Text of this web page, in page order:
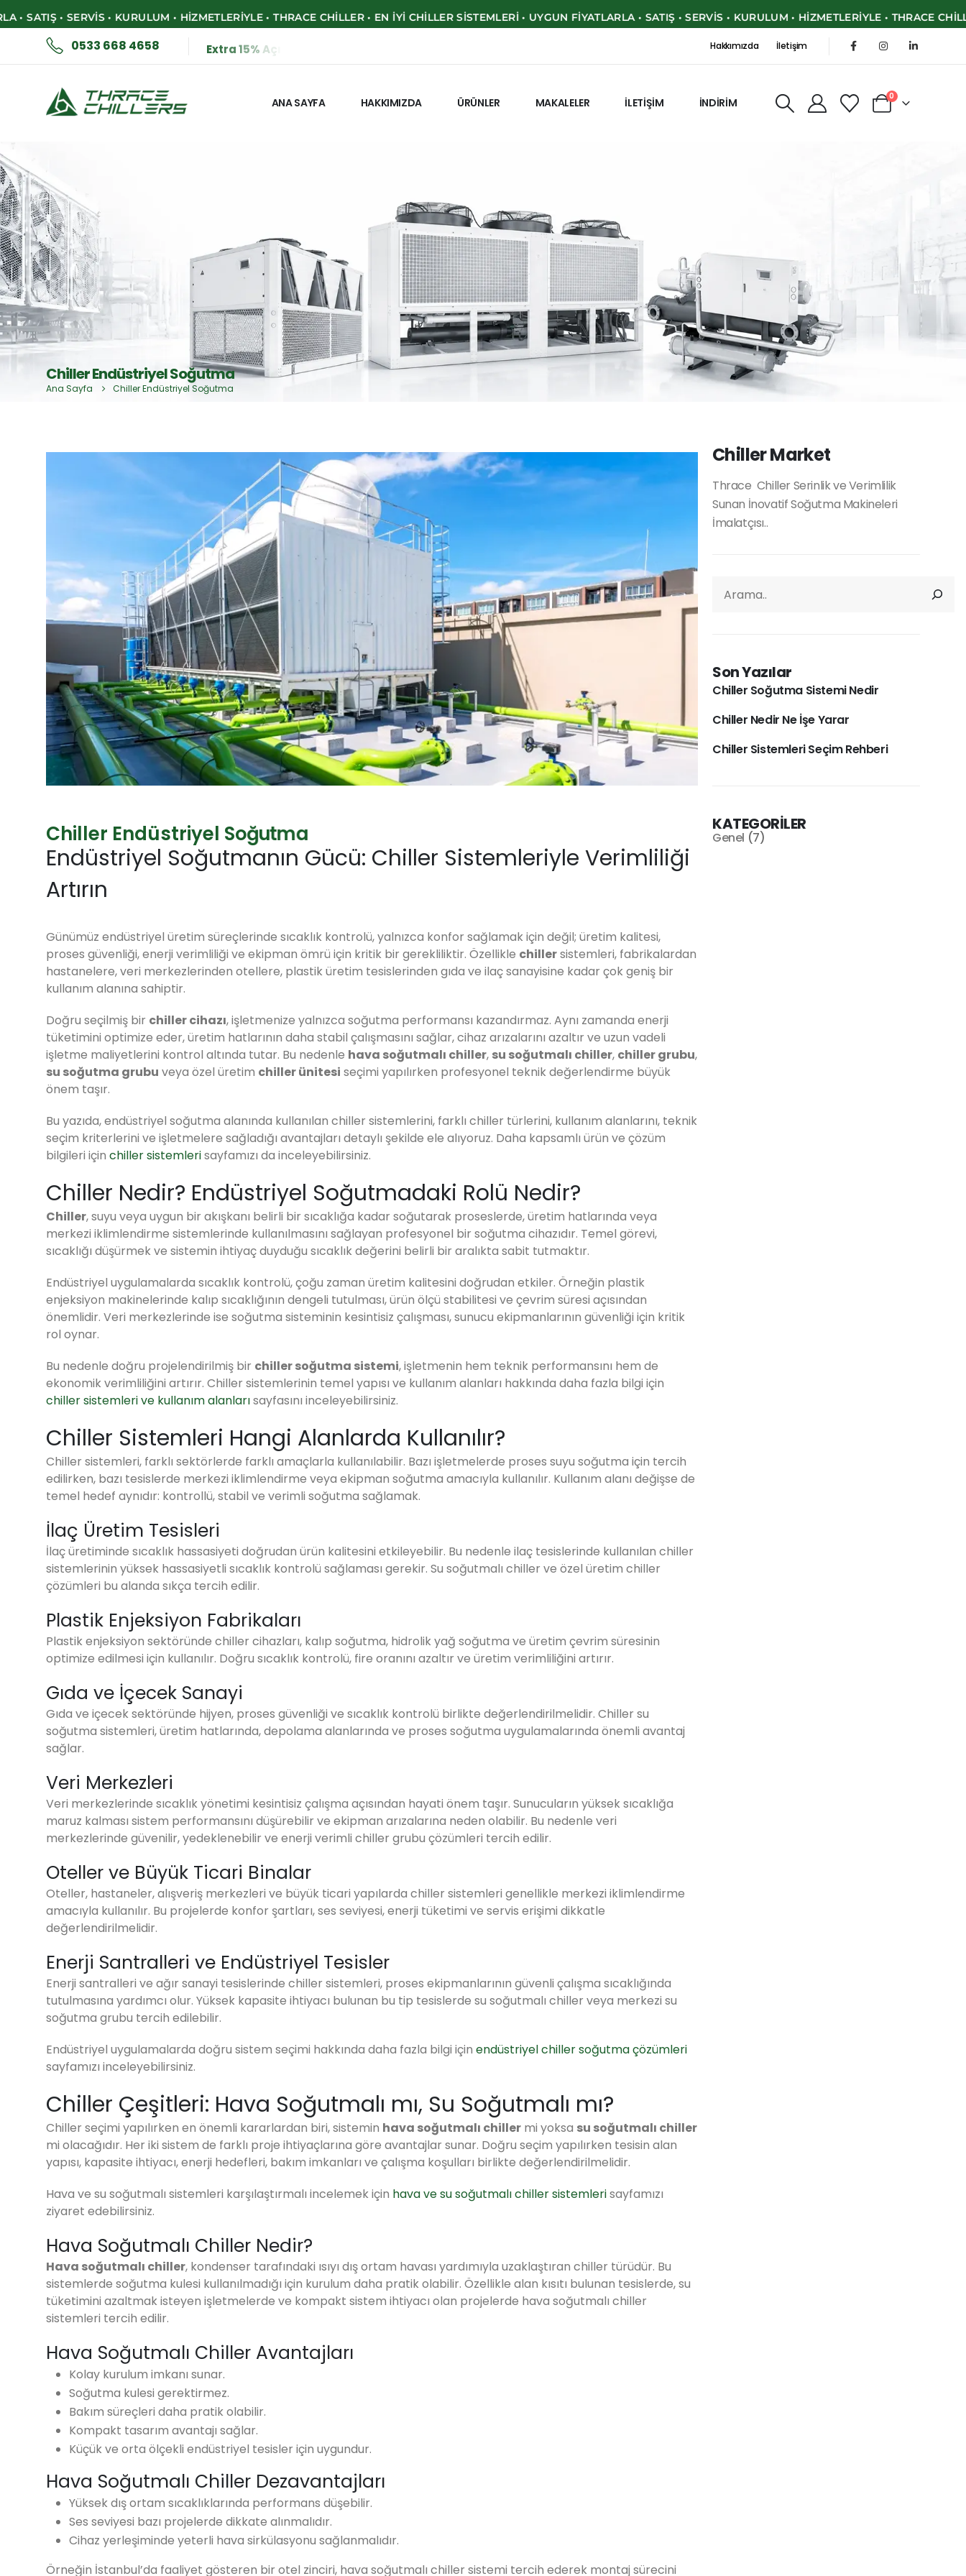
• KURULUM • HIZMETLERIYLE • THRACE CHILLER • EN İYI CHILLER SISTEMLERI • UYGUN FIYATLARLA • SATIŞ • SERVIS • KURULUM • HIZMETLERIYLE • THRACE CHILLER •
0533 668 4658 Extra15%A Hakkımızda İletişim
ANA SAYFA HAKKIMIZDA ÜRÜNLER MAKALELER İLETİŞİM İNDİRİM
0
Chiller Endüstriyel Soğutma
Ana Sayfa Chiller Endüstriyel Soğutma
Chiller Endüstriyel Soğutma
Endüstriyel Soğutmanın Gücü: Chiller Sistemleriyle Verimliliği
Artırın
Günümüz endüstriyel üretim süreçlerinde sıcaklık kontrolü, yalnızca konfor sağlamak için değil; üretim kalitesi,
proses güvenliği, enerji verimliliği ve ekipman ömrü için kritik bir gerekliliktir. Özellikle chillersistemleri, fabrikalardan
hastanelere, veri merkezlerinden otellere, plastik üretim tesislerinden gıda ve ilaç sanayisine kadar çok geniş bir
kullanım alanına sahiptir.
Doğru seçilmiş bir chiller cihazı, işletmenize yalnızca soğutma performansı kazandırmaz. Aynı zamanda enerji
tüketimini optimize eder, üretim hatlarının daha stabil çalışmasını sağlar, cihaz arızalarını azaltır ve uzun vadeli
işletme maliyetlerini kontrol altında tutar. Bu nedenle hava soğutmalı chiller, su soğutmalı chiller, chiller grubu,
su soğutma grubu veya özel üretim chiller ünitesi seçimi yapılırken profesyonel teknik değerlendirme büyük
önem taşır.
Bu yazıda, endüstriyel soğutma alanında kullanılan chiller sistemlerini, farklı chiller türlerini, kullanım alanlarını, teknik
seçim kriterlerini ve işletmelere sağladığı avantajları detaylı şekilde ele alıyoruz. Daha kapsamlı ürün ve çözüm
bilgileri için chiller sistemlerisayfamızı da inceleyebilirsiniz.
Chiller Nedir? Endüstriyel Soğutmadaki Rolü Nedir?
Chiller, suyu veya uygun bir akışkanı belirli bir sıcaklığa kadar soğutarak proseslerde, üretim hatlarında veya
merkezi iklimlendirme sistemlerinde kullanılmasını sağlayan profesyonel bir soğutma cihazıdır. Temel görevi,
sıcaklığı düşürmek ve sistemin ihtiyaç duyduğu sıcaklık değerini belirli bir aralıkta sabit tutmaktır.
Endüstriyel uygulamalarda sıcaklık kontrolü, çoğu zaman üretim kalitesini doğrudan etkiler. Örneğin plastik
enjeksiyon makinelerinde kalıp sıcaklığının dengeli tutulması, ürün ölçü stabilitesi ve çevrim süresi açısından
önemlidir. Veri merkezlerinde ise soğutma sisteminin kesintisiz çalışması, sunucu ekipmanlarının güvenliği için kritik
rol oynar.
Bu nedenle doğru projelendirilmiş bir chiller soğutma sistemi, işletmenin hem teknik performansını hem de
ekonomik verimliliğini artırır. Chiller sistemlerinin temel yapısı ve kullanım alanları hakkında daha fazla bilgi için
chiller sistemleri ve kullanım alanlarısayfasını inceleyebilirsiniz.
Chiller Sistemleri Hangi Alanlarda Kullanılır?
Chiller sistemleri, farklı sektörlerde farklı amaçlarla kullanılabilir. Bazı işletmelerde proses suyu soğutma için tercih
edilirken, bazı tesislerde merkezi iklimlendirme veya ekipman soğutma amacıyla kullanılır. Kullanım alanı değişse de
temel hedef aynıdır: kontrollü, stabil ve verimli soğutma sağlamak.
İlaç Üretim Tesisleri
İlaç üretiminde sıcaklık hassasiyeti doğrudan ürün kalitesini etkileyebilir. Bu nedenle ilaç tesislerinde kullanılan chiller
sistemlerinin yüksek hassasiyetli sıcaklık kontrolü sağlaması gerekir. Su soğutmalı chiller ve özel üretim chiller
çözümleri bu alanda sıkça tercih edilir.
Plastik Enjeksiyon Fabrikaları
Plastik enjeksiyon sektöründe chiller cihazları, kalıp soğutma, hidrolik yağ soğutma ve üretim çevrim süresinin
optimize edilmesi için kullanılır. Doğru sıcaklık kontrolü, fire oranını azaltır ve üretim verimliliğini artırır.
Gıda ve İçecek Sanayi
Gıda ve içecek sektöründe hijyen, proses güvenliği ve sıcaklık kontrolü birlikte değerlendirilmelidir. Chiller su
soğutma sistemleri, üretim hatlarında, depolama alanlarında ve proses soğutma uygulamalarında önemli avantaj
sağlar.
Veri Merkezleri
Veri merkezlerinde sıcaklık yönetimi kesintisiz çalışma açısından hayati önem taşır. Sunucuların yüksek sıcaklığa
maruz kalması sistem performansını düşürebilir ve ekipman arızalarına neden olabilir. Bu nedenle veri
merkezlerinde güvenilir, yedeklenebilir ve enerji verimli chiller grubu çözümleri tercih edilir.
Oteller ve Büyük Ticari Binalar
Oteller, hastaneler, alışveriş merkezleri ve büyük ticari yapılarda chiller sistemleri genellikle merkezi iklimlendirme
amacıyla kullanılır. Bu projelerde konfor şartları, ses seviyesi, enerji tüketimi ve servis erişimi dikkatle
değerlendirilmelidir.
Enerji Santralleri ve Endüstriyel Tesisler
Enerji santralleri ve ağır sanayi tesislerinde chiller sistemleri, proses ekipmanlarının güvenli çalışma sıcaklığında
tutulmasına yardımcı olur. Yüksek kapasite ihtiyacı bulunan bu tip tesislerde su soğutmalı chiller veya merkezi su
soğutma grubu tercih edilebilir.
Endüstriyel uygulamalarda doğru sistem seçimi hakkında daha fazla bilgi için endüstriyel chiller soğutma çözümleri
sayfamızı inceleyebilirsiniz.
Chiller Çeşitleri: Hava Soğutmalı mı, Su Soğutmalı mı?
Chiller seçimi yapılırken en önemli kararlardan biri, sistemin hava soğutmalı chiller mi yoksa su soğutmalı chiller
mi olacağıdır. Her iki sistem de farklı proje ihtiyaçlarına göre avantajlar sunar. Doğru seçim yapılırken tesisin alan
yapısı, kapasite ihtiyacı, enerji hedefleri, bakım imkanları ve çalışma koşulları birlikte değerlendirilmelidir.
Hava ve su soğutmalı sistemleri karşılaştırmalı incelemek için hava ve su soğutmalı chiller sistemlerisayfamızı
ziyaret edebilirsiniz.
Hava Soğutmalı Chiller Nedir?
Hava soğutmalı chiller, kondenser tarafındaki ısıyı dış ortam havası yardımıyla uzaklaştıran chiller türüdür. Bu
sistemlerde soğutma kulesi kullanılmadığı için kurulum daha pratik olabilir. Özellikle alan kısıtı bulunan tesislerde, su
tüketimini azaltmak isteyen işletmelerde ve kompakt sistem ihtiyacı olan projelerde hava soğutmalı chiller
sistemleri tercih edilir.
Hava Soğutmalı Chiller Avantajları
Kolay kurulum imkanı sunar.
Soğutma kulesi gerektirmez.
Bakım süreçleri daha pratik olabilir.
Kompakt tasarım avantajı sağlar.
Küçük ve orta ölçekli endüstriyel tesisler için uygundur.
Hava Soğutmalı Chiller Dezavantajları
Yüksek dış ortam sıcaklıklarında performans düşebilir.
Ses seviyesi bazı projelerde dikkate alınmalıdır.
Cihaz yerleşiminde yeterli hava sirkülasyonu sağlanmalıdır.
Örneğin İstanbul’da faaliyet gösteren bir otel zinciri, hava soğutmalı chiller sistemi tercih ederek montaj sürecini
Chiller Market
Thrace Chiller Serinlik ve Verimlilik
Sunan İnovatif Soğutma Makineleri
İmalatçısı..
Son Yazılar
Chiller Soğutma Sistemi Nedir
Chiller Nedir Ne İşe Yarar
Chiller Sistemleri Seçim Rehberi
KATEGORİLER
Genel (7)